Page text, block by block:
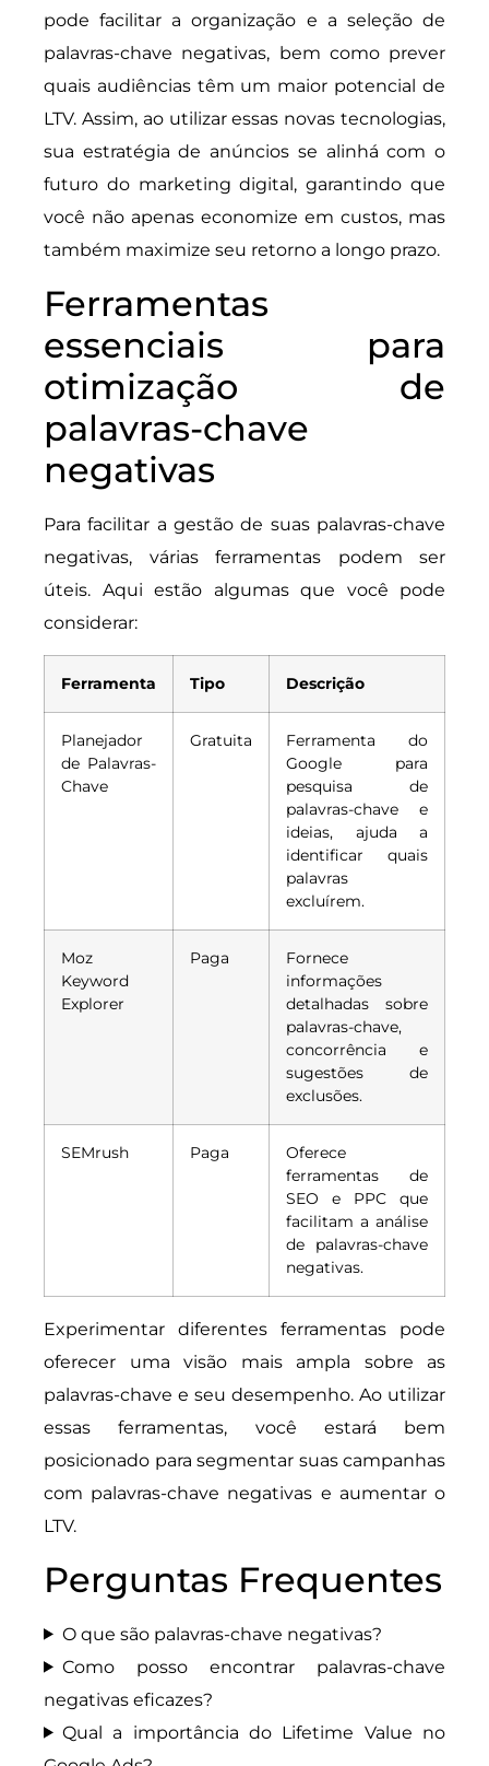
pode facilitar a organização e a seleção de
palavras-chave negativas, bem como prever
quais audiências têm um maior potencial de
LTV. Assim, ao utilizar essas novas tecnologias,
sua estratégia de anúncios se alinhá com o
futuro do marketing digital, garantindo que
você não apenas economize em custos, mas
também maximize seu retorno a longo prazo.
Ferramentas
essenciais para
otimização de
palavras-chave
negativas
Para facilitar a gestão de suas palavras-chave
negativas, várias ferramentas podem ser
úteis. Aqui estão algumas que você pode
considerar:
Ferramenta Tipo Descrição
Planejador
de Palavras-
Chave
Gratuita
Ferramenta do
Google para
pesquisa de
palavras-chave e
ideias, ajuda a
identificar quais
palavras
excluírem.
Moz
Keyword
Explorer
Paga
Fornece
informações
detalhadas sobre
palavras-chave,
concorrência e
sugestões de
exclusões.
SEMrush Paga
Oferece
ferramentas de
SEO e PPC que
facilitam a análise
de palavras-chave
negativas.
Experimentar diferentes ferramentas pode
oferecer uma visão mais ampla sobre as
palavras-chave e seu desempenho. Ao utilizar
essas ferramentas, você estará bem
posicionado para segmentar suas campanhas
com palavras-chave negativas e aumentar o
LTV.
Perguntas Frequentes
O que são palavras-chave negativas?
Como posso encontrar palavras-chave
negativas eficazes?
Qual a importância do Lifetime Value no